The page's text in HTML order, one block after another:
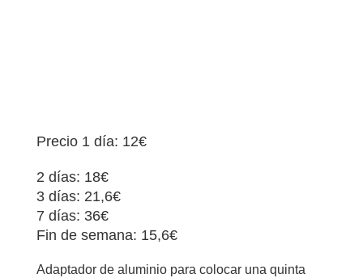
Precio 1 día: 12€
2 días: 18€
3 días: 21,6€
7 días: 36€
Fin de semana: 15,6€
Adaptador de aluminio para colocar una quinta